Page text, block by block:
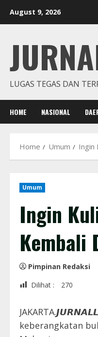
August 9, 2026
LUGAS TEGAS DAN
HOME NASIONAL
Home Umum Ingin
Umum
Ingin
Kembali
Pimpinan Redaksi
Dilihat :
270
keberangkatan